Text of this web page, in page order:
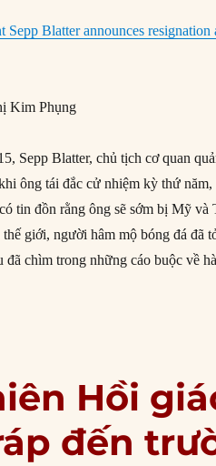
Sepp Blatter announces
Kim Phụng
Sepp Blatter, chủ tịch cơ quan
ông tái đắc cử nhiệm kỳ thứ
tin đồn rằng ông sẽ sớm bị Mỹ
thế giới, người hâm mộ bóng đá đã
đã chìm trong những cáo buộc về
Hồi
đến